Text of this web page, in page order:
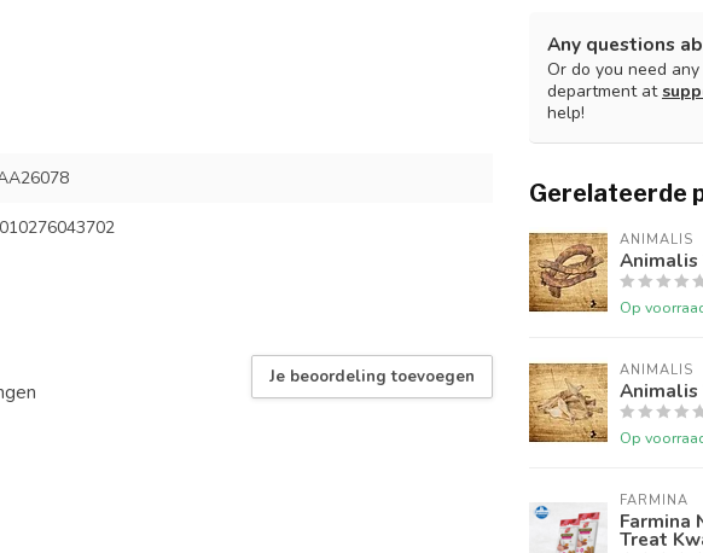
Je beoordeling toevoegen
Any questions
Or do you need
department at
help!
Gerelateerde
ANIMALIS
Animalis
Op
ANIMALIS
Animalis
Op
FARMINA
Farmina
Treat